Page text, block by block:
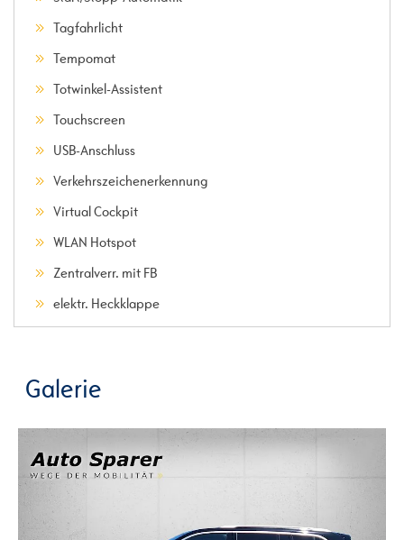
Tagfahrlicht
Tempomat
Totwinkel-Assistent
Touchscreen
USB-Anschluss
Verkehrszeichenerkennung
Virtual Cockpit
WLAN Hotspot
Zentralverr. mit FB
elektr. Heckklappe
Galerie